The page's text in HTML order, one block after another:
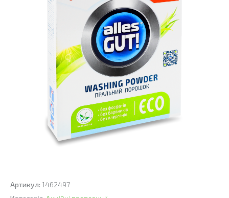
Артикул: 1462497